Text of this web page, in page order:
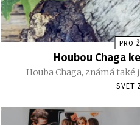
PRO
Houbou Chaga
Houba Chaga, známá
SVET